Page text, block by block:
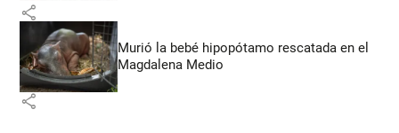
share
Murió la bebé hipopótamo rescatada en el
Magdalena Medio
share